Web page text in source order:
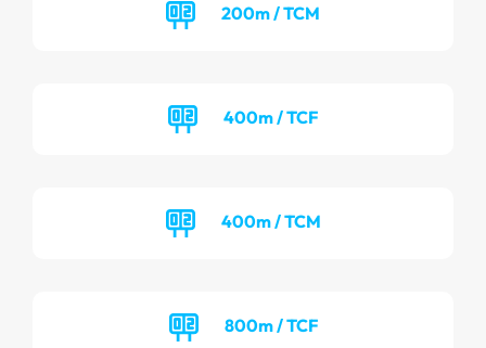
200m / TCM
400m / TCF
400m / TCM
800m / TCF